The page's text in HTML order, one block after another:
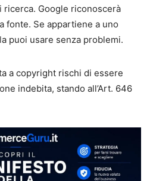
ricerca. Google riconoscerà
fonte. Se appartiene a uno
puoi usare senza problemi.
a copyright rischi di essere
indebita, stando all’Art. 646